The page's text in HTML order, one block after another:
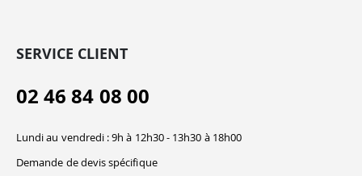
SERVICE CLIENT
02 46 84 08 00
Lundi au vendredi : 9h à 12h30 - 13h30 à 18h00
Demande de devis spécifique